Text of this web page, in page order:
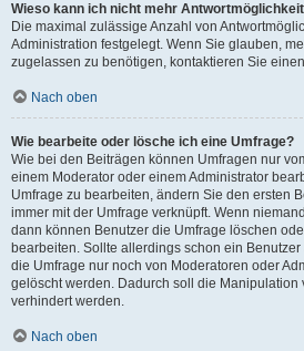
Wieso kann ich nicht mehr
Die maximal zulässige Anzahl von
Administration festgelegt. Wenn Sie glauben,
zugelassen zu benötigen, kontaktieren Sie
Nach oben
Wie bearbeite oder lösche ich eine Umfrage?
Wie bei den Beiträgen können Umfragen nur
einem Moderator oder einem Administrator
Umfrage zu bearbeiten, ändern Sie den ersten
immer mit der Umfrage verknüpft. Wenn
dann können Benutzer die Umfrage löschen
bearbeiten. Sollte allerdings schon ein
die Umfrage nur noch von Moderatoren oder
gelöscht werden. Dadurch soll die Manipulation
verhindert werden.
Nach oben